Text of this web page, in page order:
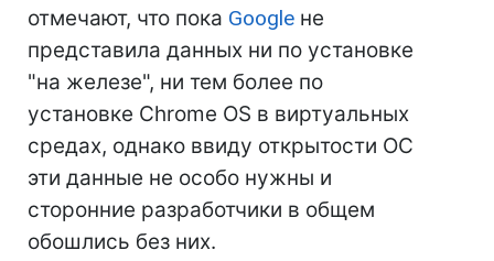
отмечают, что пока Google не
представила данных ни по установке
"на железе", ни тем более по
установке Chrome OS в виртуальных
средах, однако ввиду открытости ОС
эти данные не особо нужны и
сторонние разработчики в общем
обошлись без них.